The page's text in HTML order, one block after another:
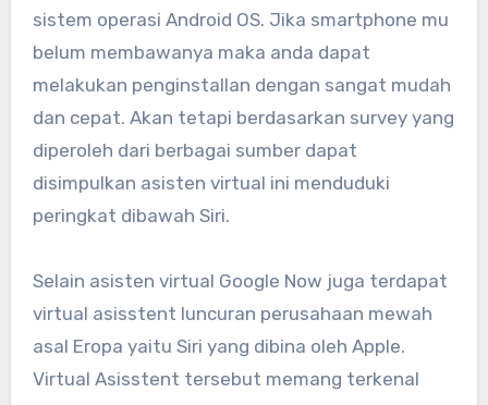
sistem operasi Android OS. Jika smartphone mu
belum membawanya maka anda dapat
melakukan penginstallan dengan sangat mudah
dan cepat. Akan tetapi berdasarkan survey yang
diperoleh dari berbagai sumber dapat
disimpulkan asisten virtual ini menduduki
peringkat dibawah Siri.
Selain asisten virtual Google Now juga terdapat
virtual asisstent luncuran perusahaan mewah
asal Eropa yaitu Siri yang dibina oleh Apple.
Virtual Asisstent tersebut memang terkenal